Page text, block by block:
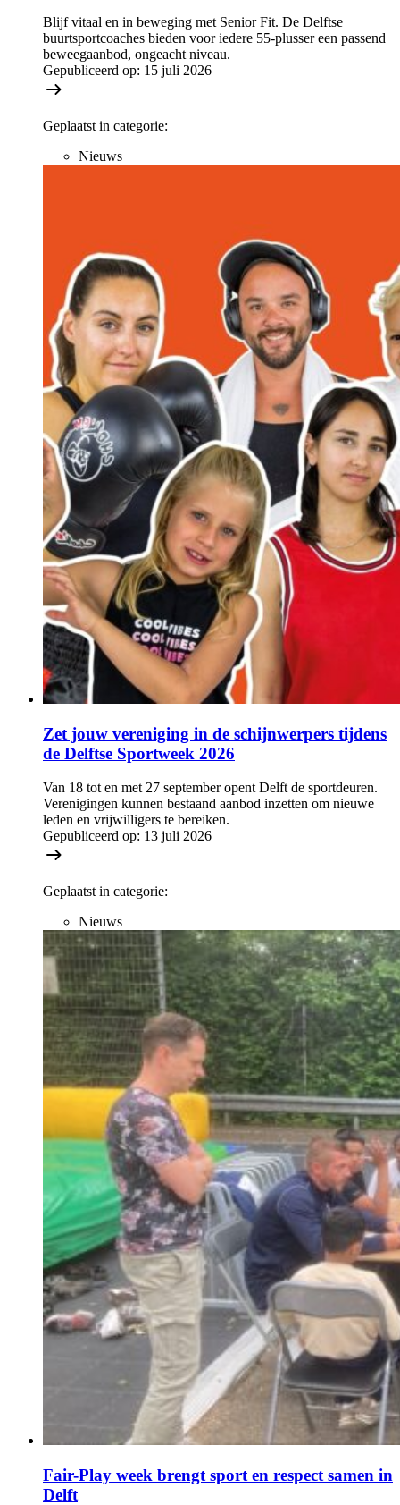
Blijf vitaal en in beweging met Senior Fit. De Delftse
buurtsportcoaches bieden voor iedere 55-plusser een passend
beweegaanbod, ongeacht niveau.
Gepubliceerd op: 15 juli 2026
Geplaatst in categorie:
Nieuws
Zet jouw vereniging in de schijnwerpers tijdens
de Delftse Sportweek 2026
Van 18 tot en met 27 september opent Delft de sportdeuren.
Verenigingen kunnen bestaand aanbod inzetten om nieuwe
leden en vrijwilligers te bereiken.
Gepubliceerd op: 13 juli 2026
Geplaatst in categorie:
Nieuws
Fair-Play week brengt sport en respect samen in
Delft